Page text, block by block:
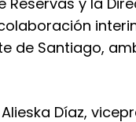
de Santiago,
Díaz,